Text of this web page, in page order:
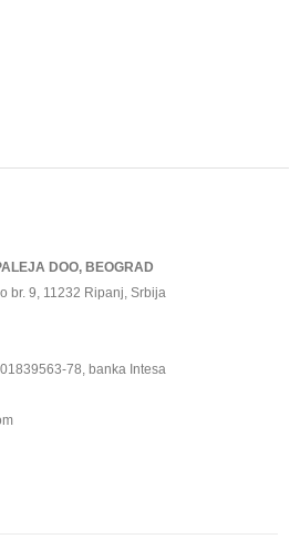
DOO, BEOGRAD
br. 9, 11232 Ripanj, Srbija
78, banka Intesa